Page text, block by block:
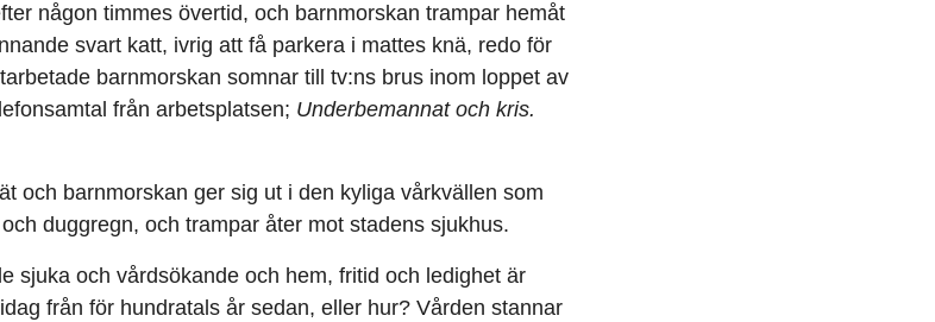
någon timmes övertid, och barnmorskan trampar hemåt
svart katt, ivrig att få parkera i mattes knä, redo för
barnmorskan somnar till tv:ns brus inom loppet av
från arbetsplatsen; Underbemannat och kris.
och barnmorskan ger sig ut i den kyliga vårkvällen som
duggregn, och trampar åter mot stadens sjukhus.
sjuka och vårdsökande och hem, fritid och ledighet är
från för hundratals år sedan, eller hur? Vården stannar